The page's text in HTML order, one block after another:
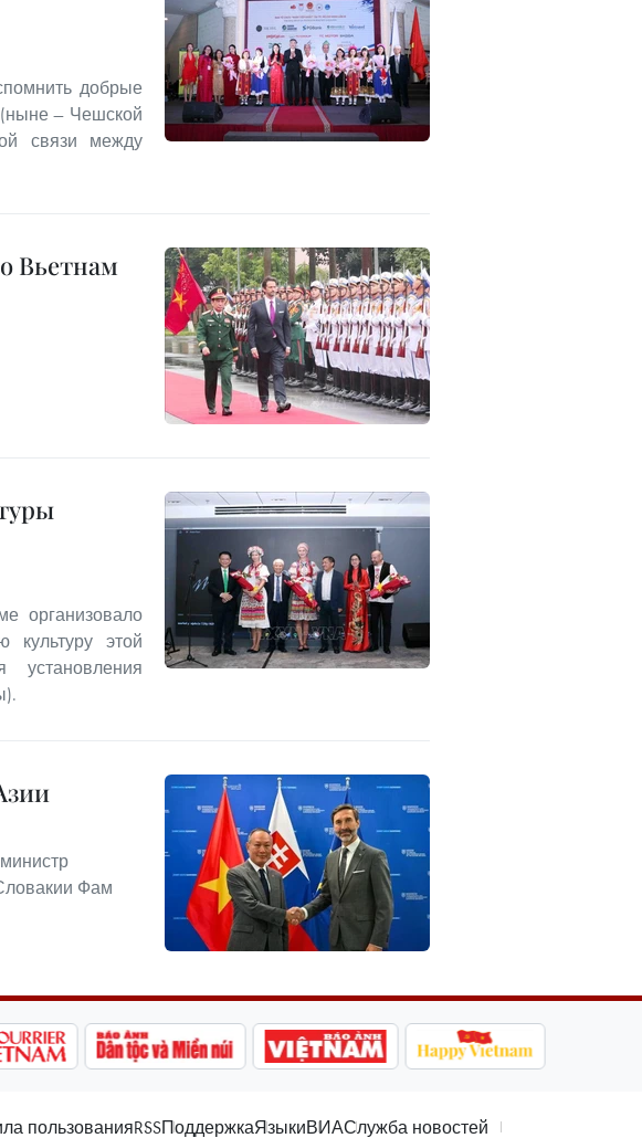
добрые
— Чешской
связи между
Вьетнам
организовало
культуру этой
Фам
пользованияRSSПоддержкаЯзыкиВИАСлужба новостей